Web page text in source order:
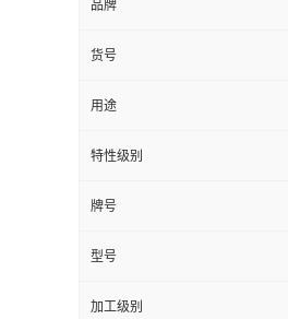
品牌
货号
用途
特性级别
牌号
型号
加工级别